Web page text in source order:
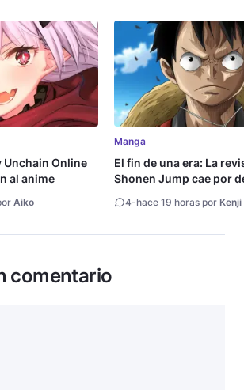
Unchain Online
al anime
Aiko
Manga
El fin de una era: La
Shonen Jump cae por
4-hace 19 horas por Kenji
comentario